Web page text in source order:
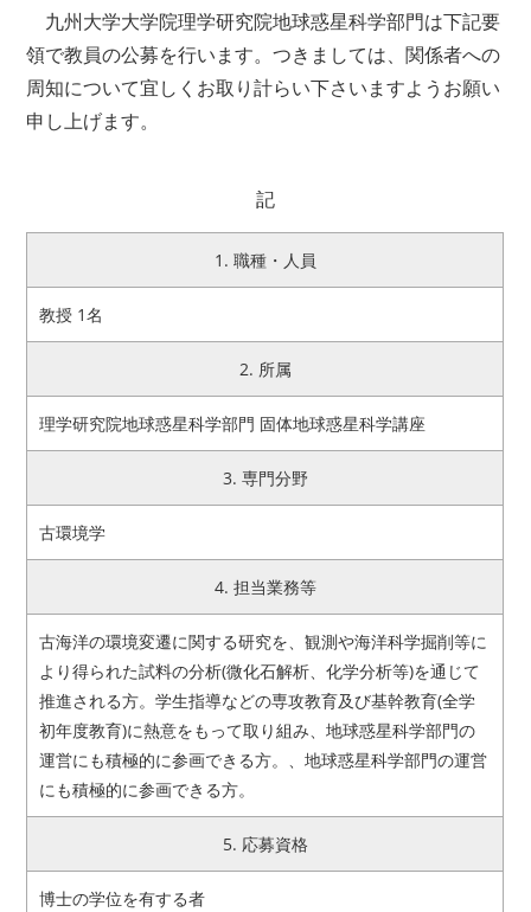
アクセス お問い合わせ
リンク
九州大学大学院理学研究院地球惑星科学部門は下記要
領で教員の公募を行います。つきましては、関係者への
周知について宜しくお取り計らい下さいますようお願い
申し上げます。
記
1. 職種・人員
教授 1名
2. 所属
理学研究院地球惑星科学部門 固体地球惑星科学講座
3. 専門分野
古環境学
4. 担当業務等
古海洋の環境変遷に関する研究を、観測や海洋科学掘削等に
より得られた試料の分析(微化石解析、化学分析等)を通じて
推進される方。学生指導などの専攻教育及び基幹教育(全学
初年度教育)に熱意をもって取り組み、地球惑星科学部門の
運営にも積極的に参画できる方。、地球惑星科学部門の運営
にも積極的に参画できる方。
5. 応募資格
博士の学位を有する者